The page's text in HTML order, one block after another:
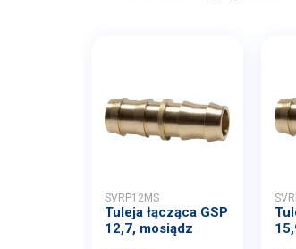
SVRP12MS
Tuleja łącząca GSP
12,7, mosiądz